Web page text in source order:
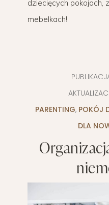
dziecięcych pokojach,
mebelkach!
PARENTING, POKÓJ
DLA